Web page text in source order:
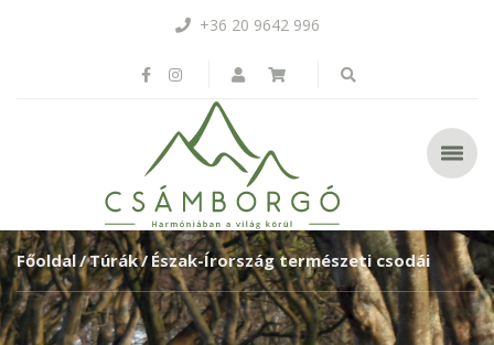
+36 20 9642 996
Főoldal Túrák Észak-Írország természeti csodái